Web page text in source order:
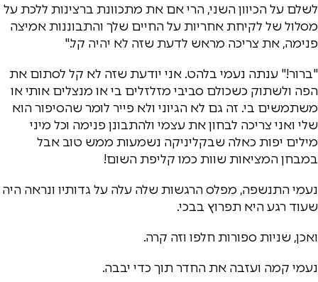
לשלם על הכיוון השני, הרי אם את מתכוונת ברצינות ללכת על
מסלול של לקיחת אחריות על החיים שלך והתבוננות אמיצה
פנימה, את צריכה מראש לדעת שזה לא יהיה קל."
"ברור!" ענתה נעמי בלהט. אני יודעת שזה לא קל לסתום את
הפה ולשתוק כשכולם סביבי מזלזלים בי או מנצלים אותי או
משתמשים בי. זה גם לא הגיוני ולא פייר לומר שהסיפור הוא
שלי ואני צריכה לבחון את עצמי ולהתבונן פנימה וכל מיני
מילים יפות כאלה שבקליניקה נשמעות ממש טוב אבל
במבחן המציאות שוות כמו קליפת השום!
נעמי התנשפה, מפלס הרגשות שלה עלה על גדותיו ונראה היה
שעוד רגע היא תפרוץ בבכי.
ואכן, שניות ספורות חלפו וזה קרה.
נעמי קמה ועזבה את החדר תוך כדי יבבה.